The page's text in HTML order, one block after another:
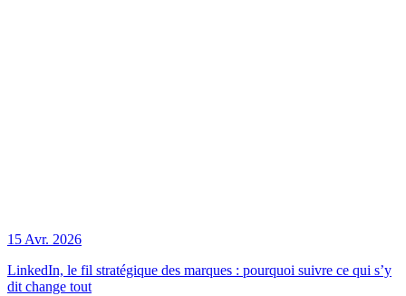
15 Avr. 2026
LinkedIn, le fil stratégique des marques : pourquoi suivre ce qui s’y
dit change tout